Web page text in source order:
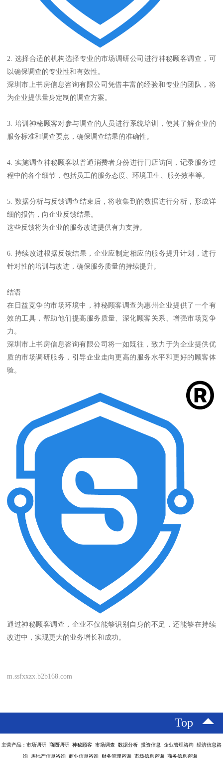
2. 选择合适的机构选择专业的市场调研公司进行神秘顾客调查，可
以确保调查的专业性和有效性。
深圳市上书房信息咨询有限公司凭借丰富的经验和专业的团队，将
为企业提供量身定制的调查方案。
3. 培训神秘顾客对参与调查的人员进行系统培训，使其了解企业的
服务标准和调查要点，确保调查结果的准确性。
4. 实施调查神秘顾客以普通消费者身份进行门店访问，记录服务过
程中的各个细节，包括员工的服务态度、环境卫生、服务效率等。
5. 数据分析与反馈调查结束后，将收集到的数据进行分析，形成详
细的报告，向企业反馈结果。
这些反馈将为企业的服务改进提供有力支持。
6. 持续改进根据反馈结果，企业应制定相应的服务提升计划，进行
针对性的培训与改进，确保服务质量的持续提升。
结语
在日益竞争的市场环境中，神秘顾客调查为惠州企业提供了一个有
效的工具，帮助他们提高服务质量、深化顾客关系、增强市场竞争
力。
深圳市上书房信息咨询有限公司将一如既往，致力于为企业提供优
质的市场调研服务，引导企业走向更高的服务水平和更好的顾客体
验。
通过神秘顾客调查，企业不仅能够识别自身的不足，还能够在持续
改进中，实现更大的业务增长和成功。
m.ssfxxzx.b2b168.com
Top
主营产品：市场调研 商圈调研 神秘顾客 市场调查 数据分析 投资信息 企业管理咨询 经济信息咨
询 房地产信息咨询 商业信息咨询 财务管理咨询 市场信息咨询 商务信息咨询